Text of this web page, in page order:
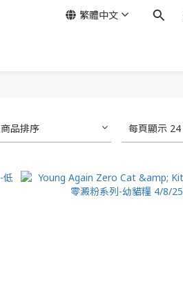
繁體中文
商品排序 每頁顯示